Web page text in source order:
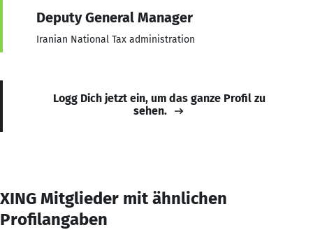
Deputy General Manager
Iranian National Tax administration
Logg Dich jetzt ein, um das ganze Profil zu
sehen.
XING Mitglieder mit ähnlichen
Profilangaben